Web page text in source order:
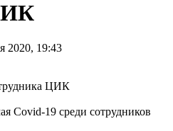
2020, 19:43
Covid-19 среди сотрудников